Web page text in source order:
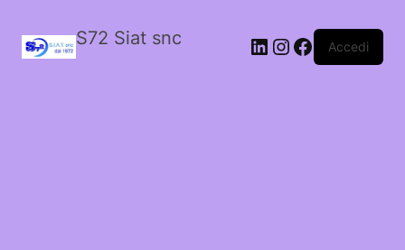
S72 Siat snc LinkedIn
Instagram
Facebook
Accedi